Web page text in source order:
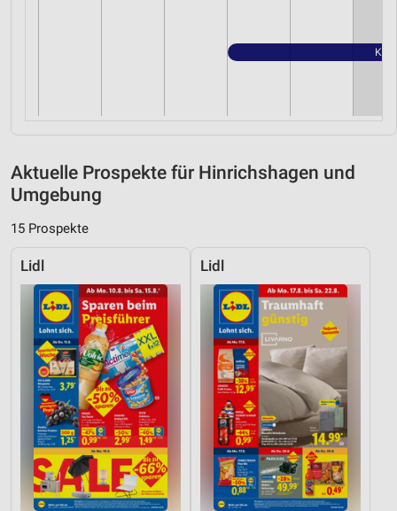
Aktuelle Prospekte für Hinrichshagen und
Umgebung
15 Prospekte
Lidl Lidl